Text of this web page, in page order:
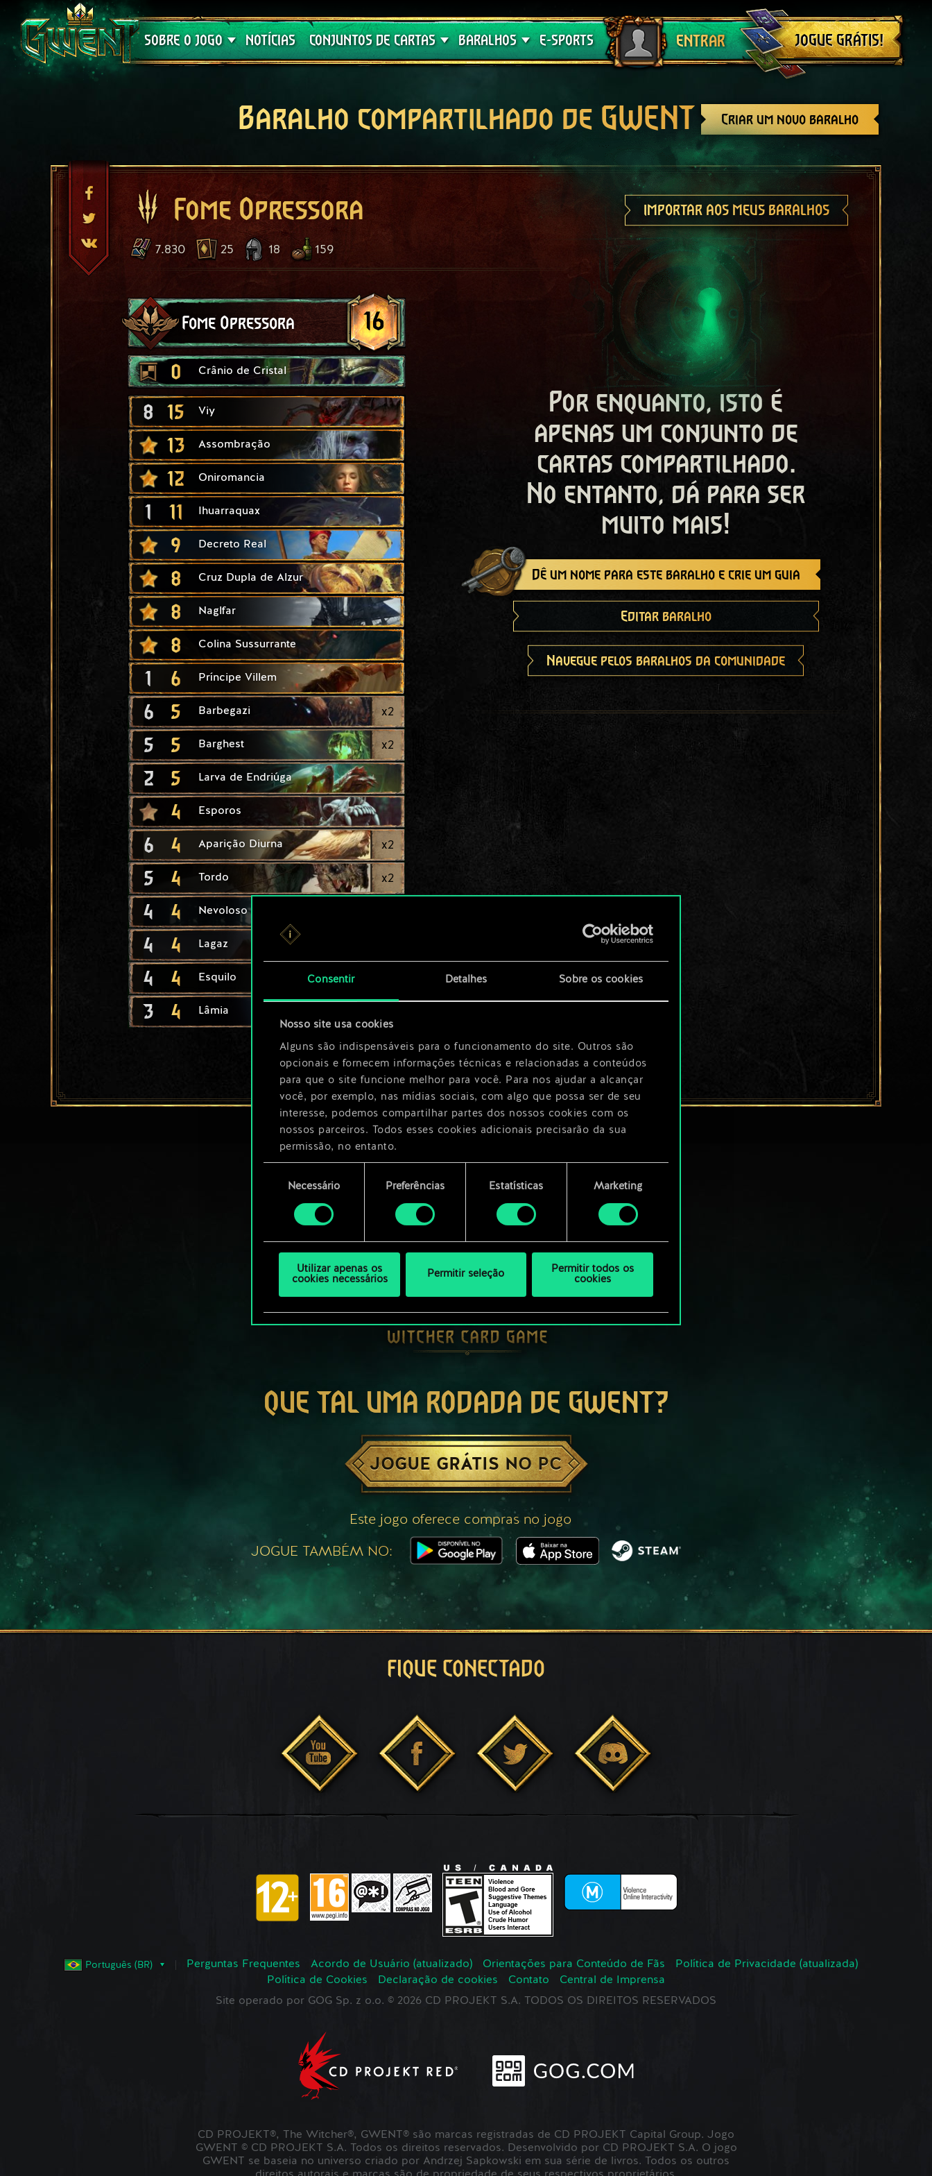
Consentir Detalhes Sobre os cookies
Nosso site usa cookies
Alguns são indispensáveis para o funcionamento do site. Outros são
opcionais e fornecem informações técnicas e relacionadas a conteúdos
para que o site funcione melhor para você. Para nos ajudar a alcançar
você, por exemplo, nas mídias sociais, com algo que possa ser de seu
interesse, podemos compartilhar partes dos nossos cookies com os
nossos parceiros. Todos esses cookies adicionais precisarão da sua
permissão, no entanto.
Você encontrará todos os detalhes sobre o uso de cookies e poderá
consentimento
Necessário Preferências Estatísticas Marketing
Utilizar apenas os
cookies necessários
Permitir seleção
Permitir todos os
cookies
SOBRE O JOGO
Suporte
NOTÍCIAS CONJUNTOS DE CARTAS
Crimson Curse
BARALHOS
Guia de Baralhos
E-SPORTS ENTRAR
Sair
JOGUE GRÁTIS!
Criar um novo baralho
Baralho compartilhado de GWENT
Fome Opressora IMPORTAR AOS MEUS BARALHOS
7.830 25 18 159
Fome Opressora 16
0 Crânio de Cristal
8 15 Viy
13 Assombração
12 Oniromancia
1 11 Ihuarraquax
9 Decreto Real
8 Cruz Dupla de Alzur
8 Naglfar
8 Colina Sussurrante
1 6 Príncipe Villem
6 5 Barbegazi x2
5 5 Barghest x2
2 5 Larva de Endriúga
4 Esporos
6 4 Aparição Diurna x2
5 4 Tordo x2
4 4 Nevoloso
4 4 Lagaz
4 4 Esquilo
3 4 Lâmia
Por enquanto, isto é
apenas um conjunto de
cartas compartilhado.
No entanto, dá para ser
muito mais!
Dê um nome para este baralho e crie um guia
Editar baralho
Navegue pelos baralhos da comunidade
QUE TAL UMA RODADA DE GWENT?
JOGUE GRÁTIS NO PC
Este jogo oferece compras no jogo
JOGUE TAMBÉM NO:
FIQUE CONECTADO
Português (BR) Perguntas Frequentes Acordo de Usuário (atualizado) Orientações para Conteúdo de Fãs
Política de Privacidade (atualizada)
Política de Cookies
Declaração de cookies Contato
Central de Imprensa
Site operado por GOG Sp. z o.o. © 2026 CD PROJEKT S.A. TODOS OS DIREITOS RESERVADOS
CD PROJEKT®, The Witcher®, GWENT® são marcas registradas de CD PROJEKT Capital Group. Jogo
GWENT © CD PROJEKT S.A. Todos os direitos reservados. Desenvolvido por CD PROJEKT S.A. O jogo
GWENT se baseia no universo criado por Andrzej Sapkowski em sua série de livros. Todos os outros